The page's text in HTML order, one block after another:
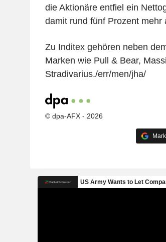
die Aktionäre entfiel ein
damit rund fünf Prozent mehr
Zu Inditex gehören neben
Marken wie Pull & Bear,
Stradivarius./err/men/jha/
© dpa-AFX - 2026